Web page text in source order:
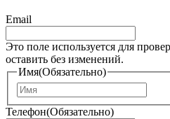
Email
Это поле используется для
оставить без изменений.
Имя(Обязательно)
м
Телефон(Обязательно)